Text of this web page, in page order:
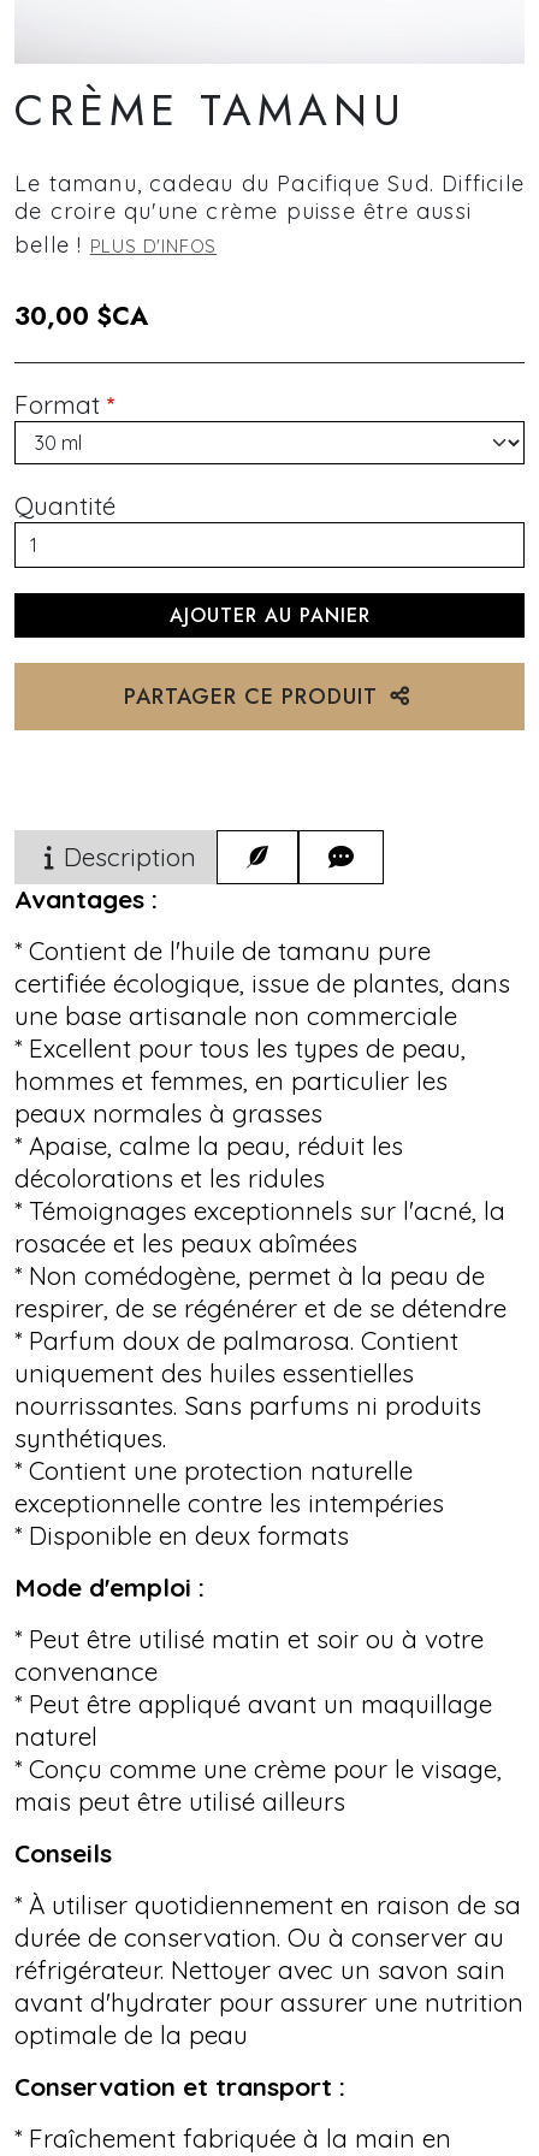
CRÈME TAMANU
Le tamanu, cadeau du Pacifique Sud. Difficile
de croire qu'une crème puisse être aussi
belle ! PLUS D'INFOS
30,00 $CA
Format
Quantité
PARTAGER CE PRODUIT
Description
Avantages :
* Contient de l'huile de tamanu pure
certifiée écologique, issue de plantes, dans
une base artisanale non commerciale
* Excellent pour tous les types de peau,
hommes et femmes, en particulier les
peaux normales à grasses
* Apaise, calme la peau, réduit les
décolorations et les ridules
* Témoignages exceptionnels sur l'acné, la
rosacée et les peaux abîmées
* Non comédogène, permet à la peau de
respirer, de se régénérer et de se détendre
* Parfum doux de palmarosa. Contient
uniquement des huiles essentielles
nourrissantes. Sans parfums ni produits
synthétiques.
* Contient une protection naturelle
exceptionnelle contre les intempéries
* Disponible en deux formats
Mode d'emploi :
* Peut être utilisé matin et soir ou à votre
convenance
* Peut être appliqué avant un maquillage
naturel
* Conçu comme une crème pour le visage,
mais peut être utilisé ailleurs
Conseils
* À utiliser quotidiennement en raison de sa
durée de conservation. Ou à conserver au
réfrigérateur. Nettoyer avec un savon sain
avant d'hydrater pour assurer une nutrition
optimale de la peau
Conservation et transport :
* Fraîchement fabriquée à la main en